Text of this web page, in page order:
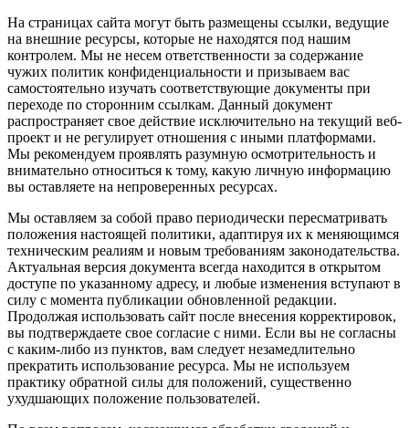
На страницах сайта могут быть размещены ссылки, ведущие
на внешние ресурсы, которые не находятся под нашим
контролем. Мы не несем ответственности за содержание
чужих политик конфиденциальности и призываем вас
самостоятельно изучать соответствующие документы при
переходе по сторонним ссылкам. Данный документ
распространяет свое действие исключительно на текущий веб-
проект и не регулирует отношения с иными платформами.
Мы рекомендуем проявлять разумную осмотрительность и
внимательно относиться к тому, какую личную информацию
вы оставляете на непроверенных ресурсах.
Мы оставляем за собой право периодически пересматривать
положения настоящей политики, адаптируя их к меняющимся
техническим реалиям и новым требованиям законодательства.
Актуальная версия документа всегда находится в открытом
доступе по указанному адресу, и любые изменения вступают в
силу с момента публикации обновленной редакции.
Продолжая использовать сайт после внесения корректировок,
вы подтверждаете свое согласие с ними. Если вы не согласны
с каким-либо из пунктов, вам следует незамедлительно
прекратить использование ресурса. Мы не используем
практику обратной силы для положений, существенно
ухудшающих положение пользователей.